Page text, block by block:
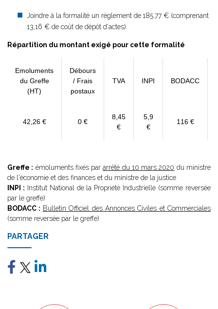
Joindre à la formalité un règlement de185.77 € (comprenant
13,16 € de coût de dépôt d'actes).
Répartition du montant exigé pour cette formalité
Emoluments
du Greffe
(HT)
Débours
/ Frais
postaux
TVA INPI BODACC
42,26 € 0 €
8,45
€
5,9
€
116 €
Greffe : émoluments fixés pararrêté du 10 mars 2020 du ministre
de l'économie et des finances et du ministre de la justice
INPI : Institut National de la Propriété Industrielle (somme reversée
par le greffe)
BODACC : Bulletin Officiel des Annonces Civiles et Commerciales
(somme reversée par le greffe)
PARTAGER